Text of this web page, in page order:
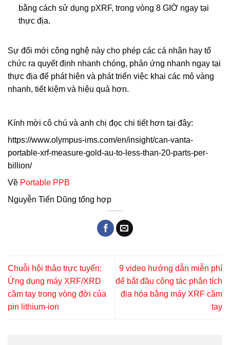
bằng cách sử dụng pXRF, trong vòng 8 GIỜ ngay tại
thực địa.
Sự đổi mới công nghệ này cho phép các cá nhân hay tổ
chức ra quyết định nhanh chóng, phản ứng nhanh ngay tại
thực địa để phát hiện và phát triển việc khai các mỏ vàng
nhanh, tiết kiệm và hiệu quả hơn.
Kính mời cô chú và anh chị đọc chi tiết hơn tại đây:
https://www.olympus-ims.com/en/insight/can-vanta-
portable-xrf-measure-gold-au-to-less-than-20-parts-per-
billion/
Về Portable PPB
Nguyễn Tiến Dũng tổng hợp
Chuỗi hội thảo trực tuyến:
Ứng dụng máy XRF/XRD
cầm tay trong vòng đời của
pin lithium-ion
9 video hướng dẫn miễn phí
để bắt đầu công tác phân tích
địa hóa bằng máy XRF cầm
tay